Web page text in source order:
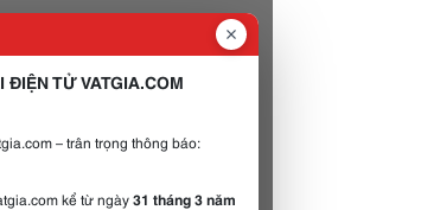
TỬ VATGIA.COM
– trân trọng thông báo:
kể từ ngày31 tháng 3 năm